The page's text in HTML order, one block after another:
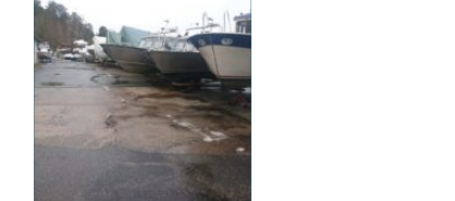
förhållanden. Rä...